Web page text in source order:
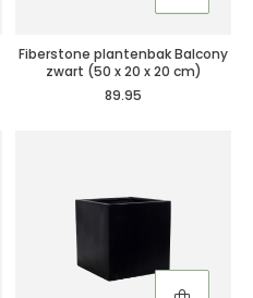
Fiberstone plantenbak Balcony
zwart (50 x 20 x 20 cm)
89.95